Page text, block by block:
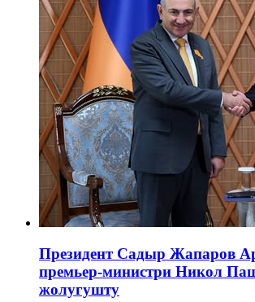
Президент Садыр Жапаров
премьер-министри Никол
жолугушту